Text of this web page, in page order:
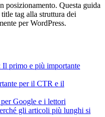
posizionamento. Questa guida
tag alla struttura dei
per WordPress.
Il primo e più importante
per il CTR e il
Google e i lettori
gli articoli più lunghi si